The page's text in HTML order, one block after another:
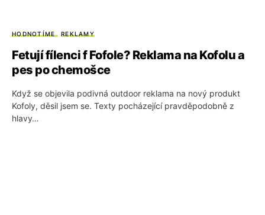
HODNOTÍME REKLAMY
Fetují fílenci f Fofole? Reklama na Kofolu a
pes po chemošce
Když se objevila podivná outdoor reklama na nový produkt
Kofoly, děsil jsem se. Texty pocházející pravděpodobně z
hlavy…